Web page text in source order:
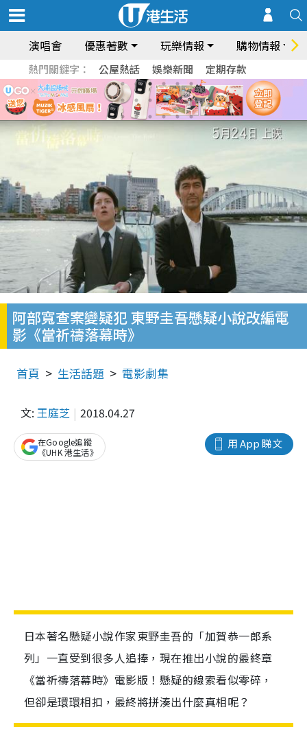
演唱會 優惠著數 玩樂情報 購物情報
熱門關鍵字： 公屋熱話 娛樂新聞 定期存款
阿部寬查案變疑犯 東野圭吾懸疑小說改編電
影《當祈禱落幕時》
首頁 生活話題 電影劇集
文: 王庭芝 2018.04.27
用 App 睇文
在Google追蹤
《UHK 港生活》
日本著名懸疑小說作家東野圭吾的「加賀恭一郎系
列」一直受到很多人追捧，現在推出小說的最終章
《當祈禱落幕時》電影版！懸疑的線索看似零碎，
但卻是環環相扣，最終將拼湊出什麼真相呢？